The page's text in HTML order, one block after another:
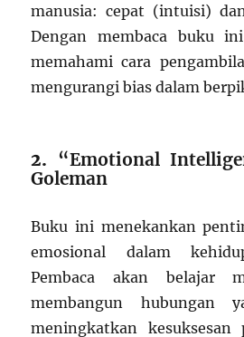
manusia: cepat (intuisi)
Dengan membaca buku
memahami cara
mengurangi bias dalam
2. “Emotional
Goleman
Buku ini menekankan
emosional dalam
Pembaca akan belajar
membangun hubungan
meningkatkan kesuksesan